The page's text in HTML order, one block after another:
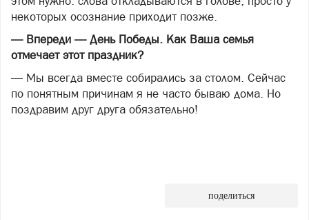
некоторых осознание приходит позже.
— Впереди — День Победы. Как Ваша семья
отмечает этот праздник?
— Мы всегда вместе собирались за столом. Сейчас
по понятным причинам я не часто бываю дома. Но
поздравим друг друга обязательно!
поделиться